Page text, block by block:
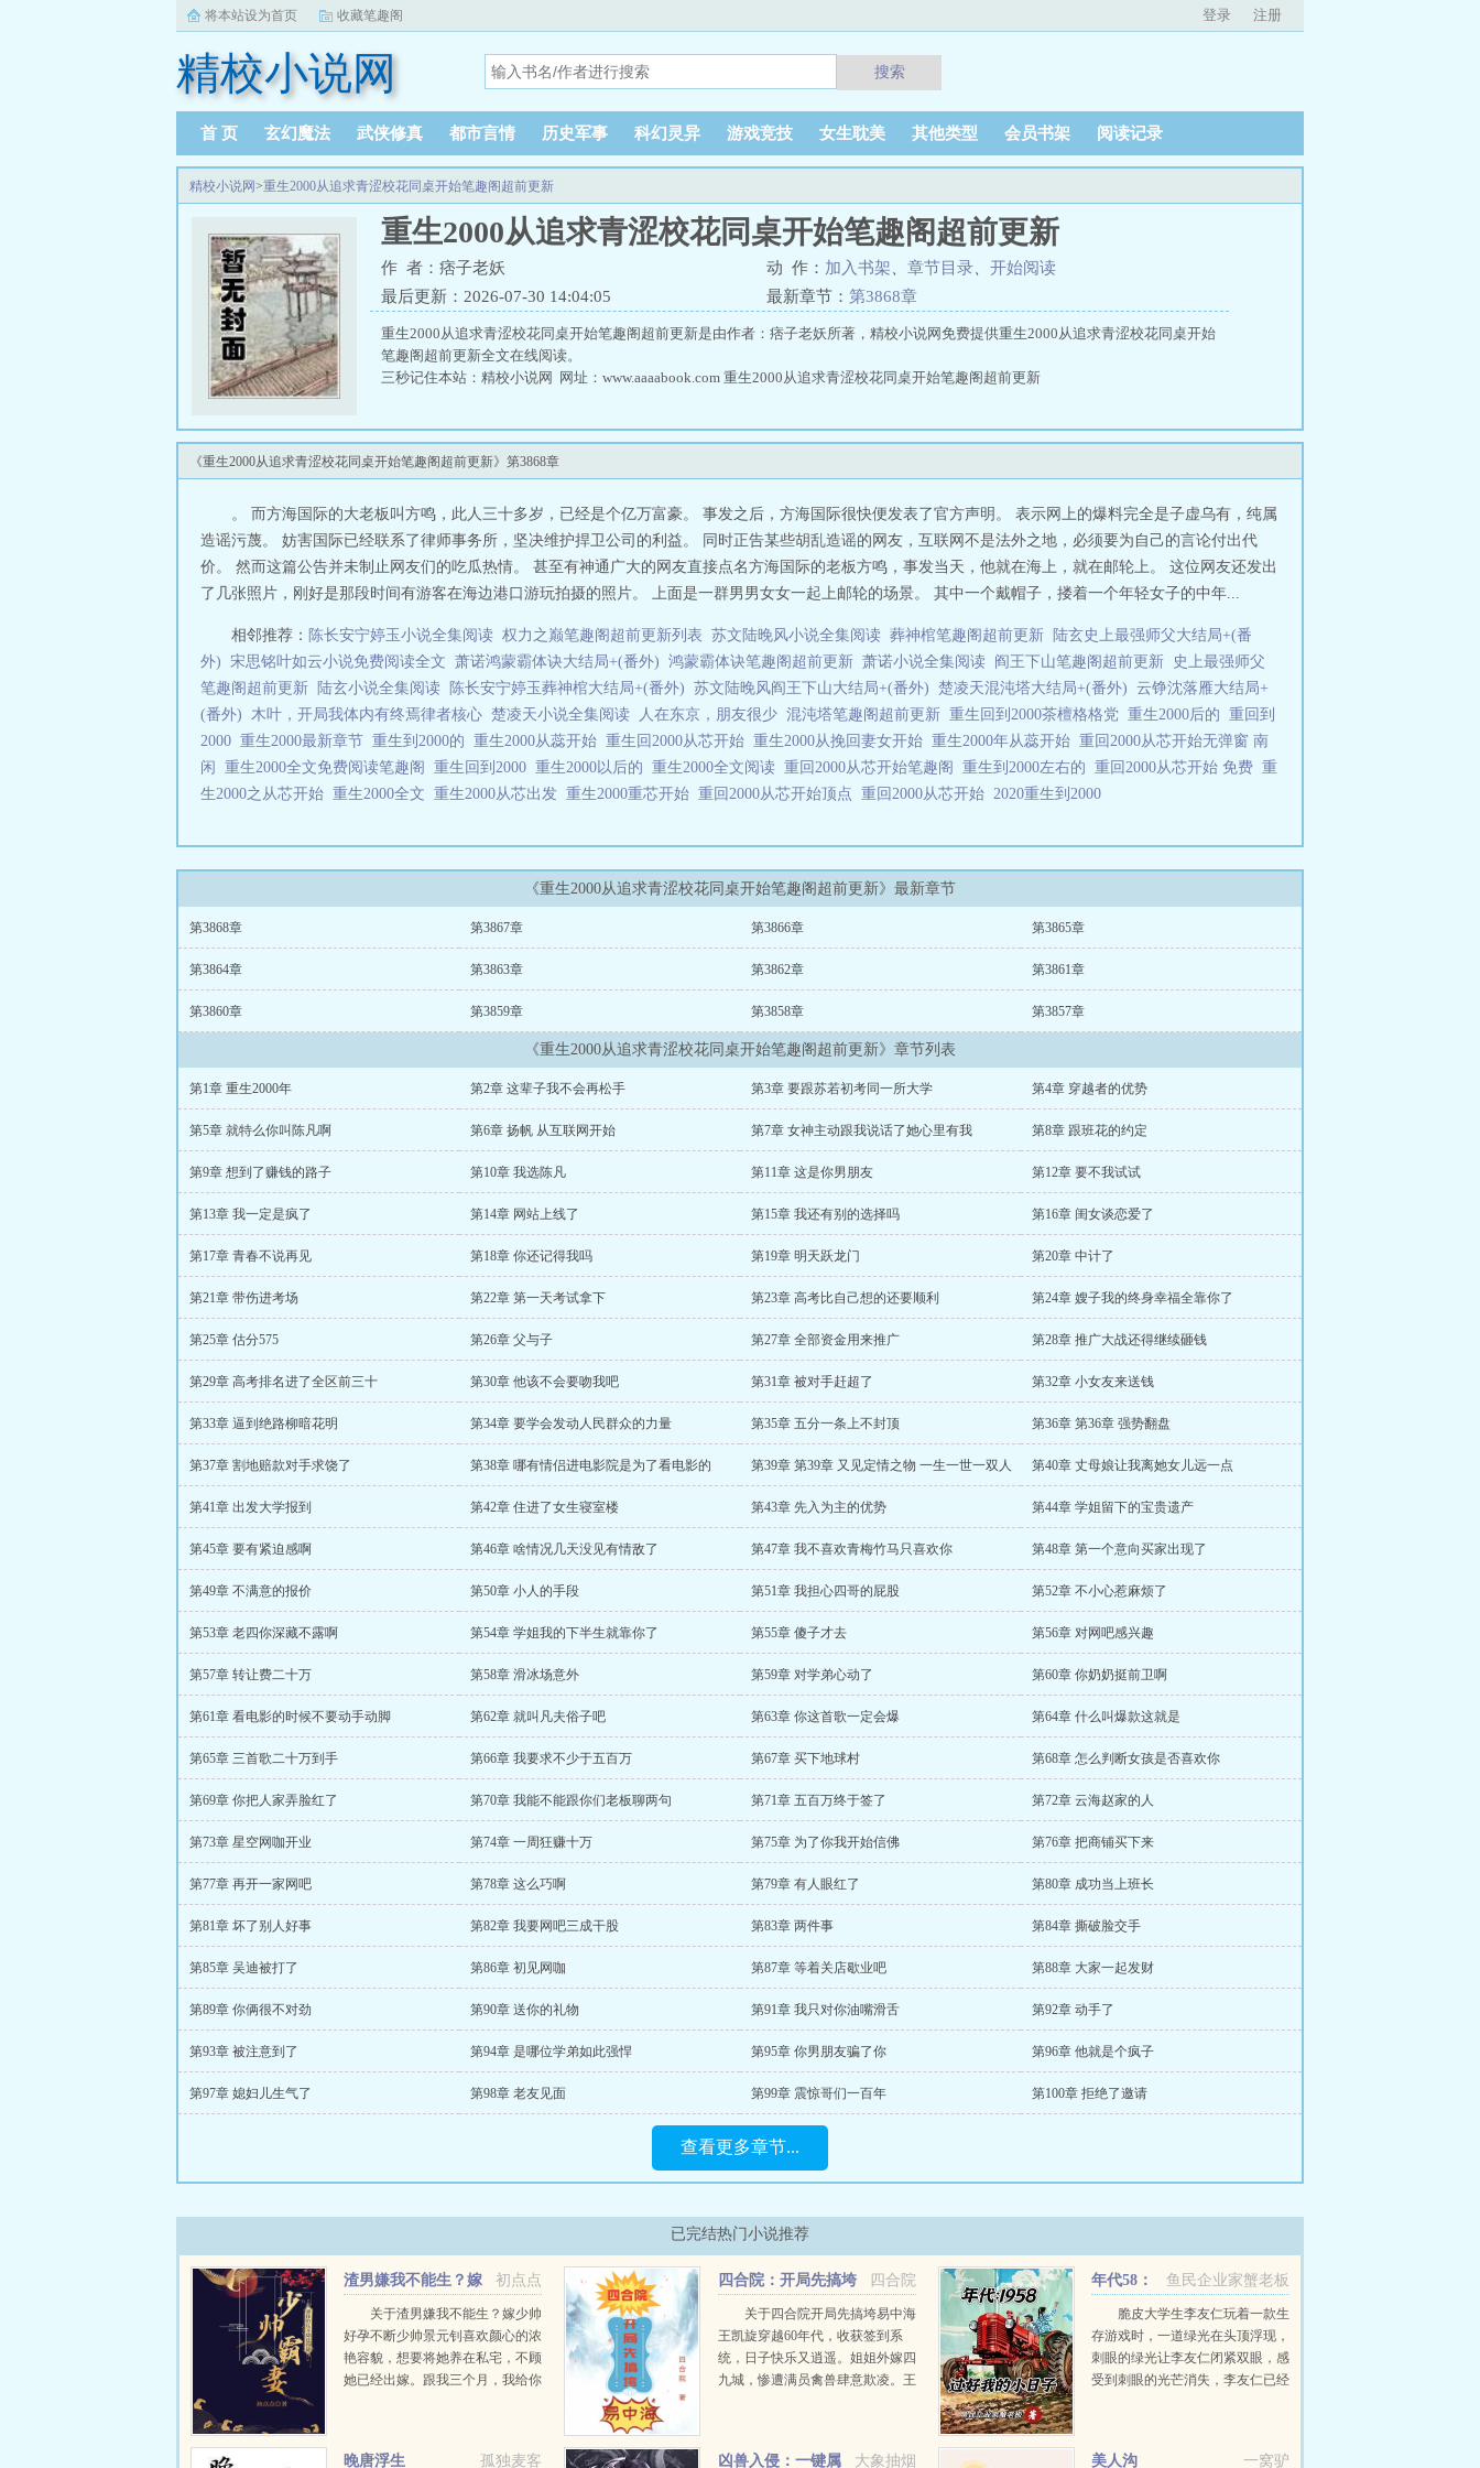
将本站设为首页 收藏笔趣阁 登录 注册
精校小说网 搜索
首 页 玄幻魔法 武侠修真 都市言情 历史军事 科幻灵异 游戏竞技 女生耽美 其他类型 会员书架 阅读记录
精校小说网>重生2000从追求青涩校花同桌开始笔趣阁超前更新
重生2000从追求青涩校花同桌开始笔趣阁超前更新
作 者：痞子老妖 动 作： 加入书架 章节目录
开始阅读
最后更新：2026-07-30 14:04:05
最新章节： 第3868章
重生2000从追求青涩校花同桌开始笔趣阁超前更新是由作者：痞子老妖所著，精校小说网免费提供重生2000从追求青涩校花同桌开始
笔趣阁超前更新全文在线阅读。
三秒记住本站：精校小说网 网址：www.aaaabook.com 重生2000从追求青涩校花同桌开始笔趣阁超前更新
《重生2000从追求青涩校花同桌开始笔趣阁超前更新》第3868章
。 而方海国际的大老板叫方鸣，此人三十多岁，已经是个亿万富豪。 事发之后，方海国际很快便发表了官方声明。 表示网上的爆料完全是子虚乌有，纯属
造谣污蔑。 妨害国际已经联系了律师事务所，坚决维护捍卫公司的利益。 同时正告某些胡乱造谣的网友，互联网不是法外之地，必须要为自己的言论付出代
价。 然而这篇公告并未制止网友们的吃瓜热情。 甚至有神通广大的网友直接点名方海国际的老板方鸣，事发当天，他就在海上，就在邮轮上。 这位网友还发出
了几张照片，刚好是那段时间有游客在海边港口游玩拍摄的照片。 上面是一群男男女女一起上邮轮的场景。 其中一个戴帽子，搂着一个年轻女子的中年...
相邻推荐： 陈长安宁婷玉小说全集阅读 权力之巅笔趣阁超前更新列表 苏文陆晚风小说全集阅读 葬神棺笔趣阁超前更新
陆玄史上最强师父大结局+(番
外) 宋思铭叶如云小说免费阅读全文 萧诺鸿蒙霸体诀大结局+(番外) 鸿蒙霸体诀笔趣阁超前更新 萧诺小说全集阅读 阎王下山笔趣阁超前更新
史上最强师父
笔趣阁超前更新
陆玄小说全集阅读 陈长安宁婷玉葬神棺大结局+(番外) 苏文陆晚风阎王下山大结局+(番外) 楚凌天混沌塔大结局+(番外) 云铮沈落雁大结局+
(番外) 木叶，开局我体内有终焉律者核心 楚凌天小说全集阅读 人在东京，朋友很少 混沌塔笔趣阁超前更新 重生回到2000茶檀格格党 重生2000后的 重回到
2000 重生2000最新章节 重生到2000的 重生2000从蕊开始 重生回2000从芯开始 重生2000从挽回妻女开始 重生2000年从蕊开始 重回2000从芯开始无弹窗 南
闲 重生2000全文免费阅读笔趣阁 重生回到2000 重生2000以后的 重生2000全文阅读 重回2000从芯开始笔趣阁 重生到2000左右的 重回2000从芯开始 免费 重
生2000之从芯开始 重生2000全文 重生2000从芯出发 重生2000重芯开始 重回2000从芯开始顶点 重回2000从芯开始 2020重生到2000
《重生2000从追求青涩校花同桌开始笔趣阁超前更新》最新章节
第3868章 第3867章 第3866章 第3865章
第3864章 第3863章 第3862章 第3861章
第3860章 第3859章 第3858章 第3857章
《重生2000从追求青涩校花同桌开始笔趣阁超前更新》章节列表
第1章 重生2000年 第2章 这辈子我不会再松手 第3章 要跟苏若初考同一所大学 第4章 穿越者的优势
第5章 就特么你叫陈凡啊 第6章 扬帆 从互联网开始 第7章 女神主动跟我说话了她心里有我 第8章 跟班花的约定
第9章 想到了赚钱的路子 第10章 我选陈凡 第11章 这是你男朋友 第12章 要不我试试
第13章 我一定是疯了 第14章 网站上线了 第15章 我还有别的选择吗 第16章 闺女谈恋爱了
第17章 青春不说再见 第18章 你还记得我吗 第19章 明天跃龙门 第20章 中计了
第21章 带伤进考场 第22章 第一天考试拿下 第23章 高考比自己想的还要顺利 第24章 嫂子我的终身幸福全靠你了
第25章 估分575 第26章 父与子 第27章 全部资金用来推广 第28章 推广大战还得继续砸钱
第29章 高考排名进了全区前三十 第30章 他该不会要吻我吧 第31章 被对手赶超了 第32章 小女友来送钱
第33章 逼到绝路柳暗花明 第34章 要学会发动人民群众的力量 第35章 五分一条上不封顶 第36章 第36章 强势翻盘
第37章 割地赔款对手求饶了 第38章 哪有情侣进电影院是为了看电影的 第39章 第39章 又见定情之物 一生一世一双人 第40章 丈母娘让我离她女儿远一点
第41章 出发大学报到 第42章 住进了女生寝室楼 第43章 先入为主的优势 第44章 学姐留下的宝贵遗产
第45章 要有紧迫感啊 第46章 啥情况几天没见有情敌了 第47章 我不喜欢青梅竹马只喜欢你 第48章 第一个意向买家出现了
第49章 不满意的报价 第50章 小人的手段 第51章 我担心四哥的屁股 第52章 不小心惹麻烦了
第53章 老四你深藏不露啊 第54章 学姐我的下半生就靠你了 第55章 傻子才去 第56章 对网吧感兴趣
第57章 转让费二十万 第58章 滑冰场意外 第59章 对学弟心动了 第60章 你奶奶挺前卫啊
第61章 看电影的时候不要动手动脚 第62章 就叫凡夫俗子吧 第63章 你这首歌一定会爆 第64章 什么叫爆款这就是
第65章 三首歌二十万到手 第66章 我要求不少于五百万 第67章 买下地球村 第68章 怎么判断女孩是否喜欢你
第69章 你把人家弄脸红了 第70章 我能不能跟你们老板聊两句 第71章 五百万终于签了 第72章 云海赵家的人
第73章 星空网咖开业 第74章 一周狂赚十万 第75章 为了你我开始信佛 第76章 把商铺买下来
第77章 再开一家网吧 第78章 这么巧啊 第79章 有人眼红了 第80章 成功当上班长
第81章 坏了别人好事 第82章 我要网吧三成干股 第83章 两件事 第84章 撕破脸交手
第85章 吴迪被打了 第86章 初见网咖 第87章 等着关店歇业吧 第88章 大家一起发财
第89章 你俩很不对劲 第90章 送你的礼物 第91章 我只对你油嘴滑舌 第92章 动手了
第93章 被注意到了 第94章 是哪位学弟如此强悍 第95章 你男朋友骗了你 第96章 他就是个疯子
第97章 媳妇儿生气了 第98章 老友见面 第99章 震惊哥们一百年 第100章 拒绝了邀请
查看更多章节...
已完结热门小说推荐
初点点
渣男嫌我不能生？嫁
少帅好孕不断
关于渣男嫌我不能生？嫁少帅
好孕不断少帅景元钊喜欢颜心的浓
艳容貌，想要将她养在私宅，不顾
她已经出嫁。跟我三个月，我给你
四合院
四合院：开局先搞垮
易中海关于四合院开局先搞垮易中海
王凯旋穿越60年代，收获签到系
统，日子快乐又逍遥。姐姐外嫁四
九城，惨遭满员禽兽肆意欺凌。王
鱼民企业家蟹老板
年代58：
进场成为食堂采购员
脆皮大学生李友仁玩着一款生
存游戏时，一道绿光在头顶浮现，
刺眼的绿光让李友仁闭紧双眼，感
受到刺眼的光芒消失，李友仁已经
孤独麦客
晚唐浮生 大象抽烟
凶兽入侵：一键属 一窝驴
美人沟